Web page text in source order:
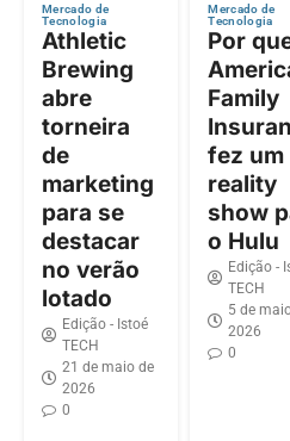
Mercado de
Tecnologia
Athletic
Brewing
abre
torneira
de
marketing
para se
destacar
no verão
lotado
Edição - Istoé
TECH
21 de maio de
2026
0
Mercado de
Tecnologia
Por
Family
fez um
reality
show
o Hulu
Edição -
TECH
5 de
2026
0